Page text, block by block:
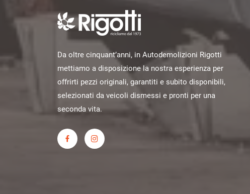
Da oltre cinquant’anni, in Autodemolizioni Rigotti
mettiamo a disposizione la nostra esperienza per
offrirti pezzi originali, garantiti e subito disponibili,
selezionati da veicoli dismessi e pronti per una
seconda vita.